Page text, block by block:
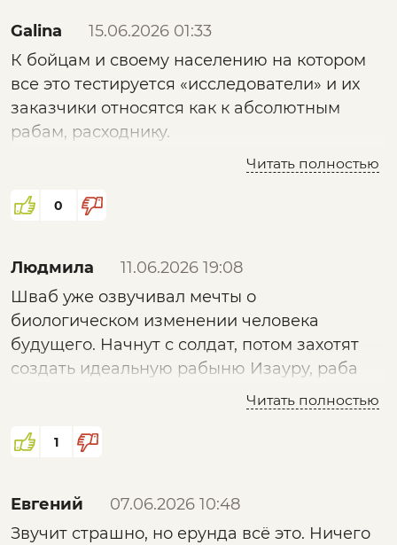
Galina
15.06.2026 01:33
К бойцам и своему населению на котором
все это тестируется «исследователи» и их
заказчики относятся как к абсолютным
рабам, расходнику.
Да и сами штаты похоже не суверенны…
Спасибо за информацию, еще переслушаю..
Читать полностью
0
Людмила
11.06.2026 19:08
Шваб уже озвучивал мечты о
биологическом изменении человека
будущего. Начнут с солдат, потом захотят
создать идеальную рабыню Изауру, раба
мужчину. Новый виток фашизма. Но что-то
Читать полностью
1
Евгений
07.06.2026 10:48
Звучит страшно, но ерунда всё это. Ничего